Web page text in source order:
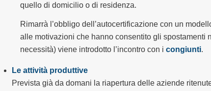
quello di domicilio o di residenza.
Rimarrà l’obbligo dell’autocertificazione con un
alle motivazioni che hanno consentito gli spostamenti
necessità) viene introdotto l’incontro con i congiunti.
Le attività produttive
Prevista già da domani la riapertura delle aziende